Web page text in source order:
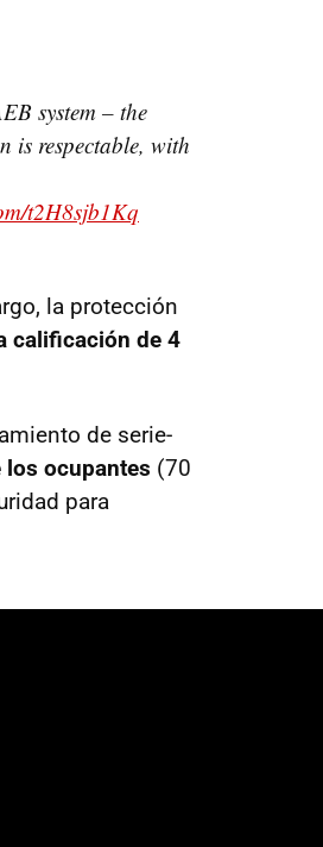
system – the
is respectable, with
t2H8sjb1Kq
la protección
calificación de 4
de serie-
los ocupantes (70
para